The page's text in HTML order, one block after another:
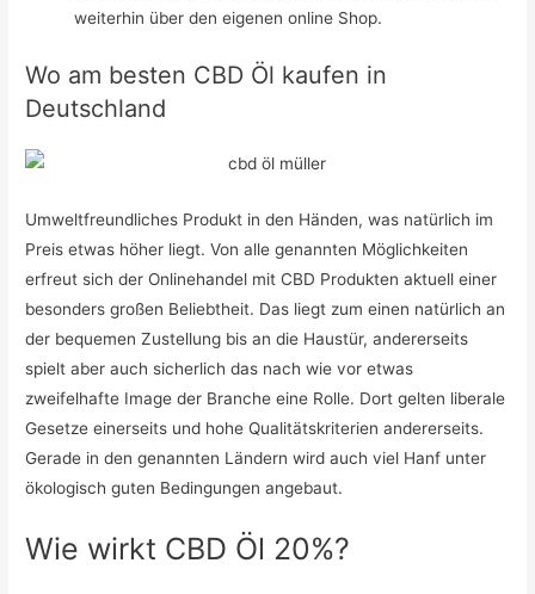
weiterhin über den eigenen online Shop.
Wo am besten CBD Öl kaufen in
Deutschland
Umweltfreundliches Produkt in den Händen, was natürlich im
Preis etwas höher liegt. Von alle genannten Möglichkeiten
erfreut sich der Onlinehandel mit CBD Produkten aktuell einer
besonders großen Beliebtheit. Das liegt zum einen natürlich an
der bequemen Zustellung bis an die Haustür, andererseits
spielt aber auch sicherlich das nach wie vor etwas
zweifelhafte Image der Branche eine Rolle. Dort gelten liberale
Gesetze einerseits und hohe Qualitätskriterien andererseits.
Gerade in den genannten Ländern wird auch viel Hanf unter
ökologisch guten Bedingungen angebaut.
Wie wirkt CBD Öl 20%?